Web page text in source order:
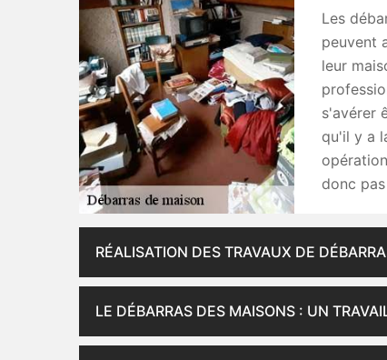
Les
peuvent
leur
s'avérer
qu'il y a
donc
RÉALISATION DES TRAVAUX DE
LE DÉBARRAS DES MAISONS : UN